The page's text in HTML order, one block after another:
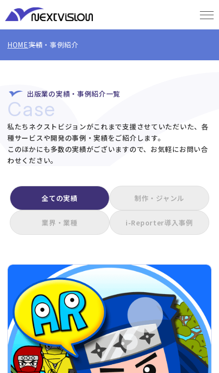
HOME実績・事例紹介
出版業の実績・事例紹介一覧
Case
私たちネクストビジョンがこれまで支援させていただいた、各
種サービスや開発の事例・実績をご紹介します。
このほかにも多数の実績がございますので、お気軽にお問い合
わせください。
全ての実績 制作・ジャンル
業界・業種 i-Reporter導入事例